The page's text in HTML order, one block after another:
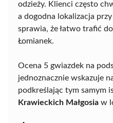
odzieży. Klienci często
a dogodna lokalizacja
sprawia, że łatwo trafić
Łomianek.
Ocena 5 gwiazdek na
jednoznacznie wskazuje
podkreślając tym samym
Krawieckich Małgosia w